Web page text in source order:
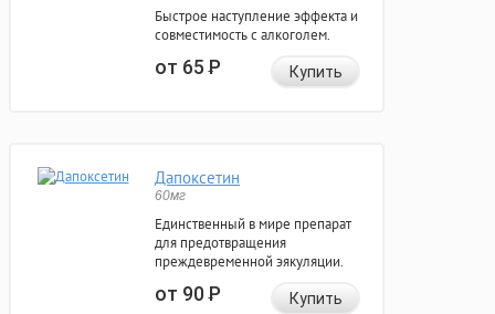
Быстрое наступление эффекта и
совместимость с алкоголем.
от 65Р Купить
Дапоксетин
60мг
Единственный в мире препарат
для предотвращения
преждевременной эякуляции.
от 90Р Купить